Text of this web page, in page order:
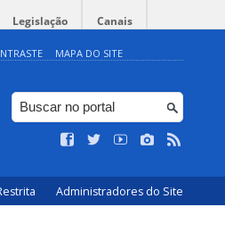
Legislação Canais
MAPA DO SITE
Administradores do Site